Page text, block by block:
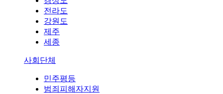
전라도
강원도
제주
세종
사회단체
민주평등
범죄피해자지원